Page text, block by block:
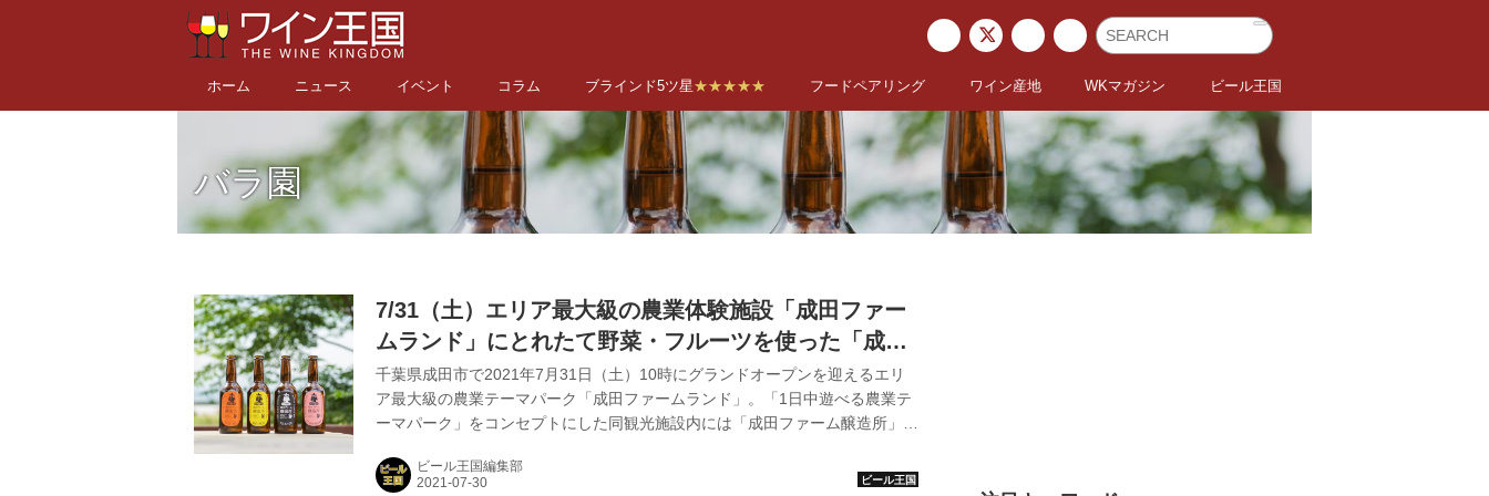
ホーム ニュース イベント コラム ブラインド5ツ星★★★★★ フードペアリング ワイン産地 WKマガジン ビール王国
バラ園
7/31（土）エリア最大級の農業体験施設「成田ファー
ムランド」にとれたて野菜・フルーツを使った「成田
ファーム醸造所」誕生！
千葉県成田市で2021年7月31日（土）10時にグランドオープンを迎えるエリ
ア最大級の農業テーマパーク「成田ファームランド」。「1日中遊べる農業テ
ーマパーク」をコンセプトにした同観光施設内には「成田ファーム醸造所」が
リーいっぱいの観光農園「成田ファームランド」 千葉県成田市の「成田ファ
ビール王国編集部